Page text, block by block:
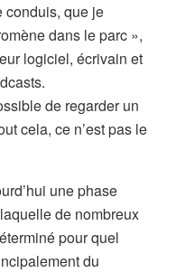
conduis, que je
dans le parc »,
logiciel, écrivain et
de regarder un
cela, ce n’est pas le
une phase
de nombreux
pour quel
du